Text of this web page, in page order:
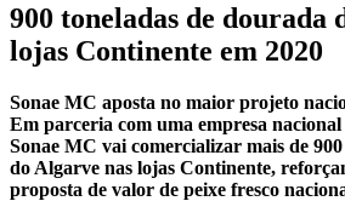
900 toneladas de dourada
lojas Continente em 2020
Sonae MC aposta no maior projeto
Em parceria com uma empresa
Sonae MC vai comercializar mais de
do Algarve nas lojas Continente,
proposta de valor de peixe fresco